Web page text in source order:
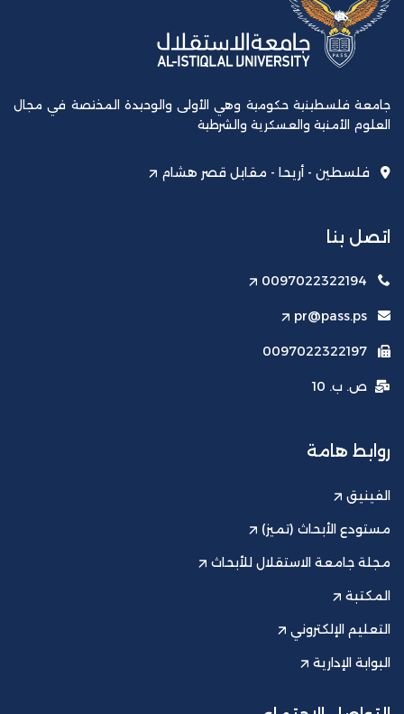
جامعة فلسطينية حكومية وهي الأولى والوحيدة المختصة في مجال
العلوم الأمنية والعسكرية والشرطية
فلسطين - أريحا - مقابل قصر هشام
اتصل بنا
0097022322194
pr@pass.ps
0097022322197
ص. ب. 10
روابط هامة
الفينيق
مستودع الأبحاث (تميز)
مجلة جامعة الاستقلال للأبحاث
المكتبة
التعليم الإلكتروني
البوابة الإدارية